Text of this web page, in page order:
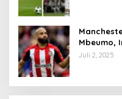
Mbeumo,
dalam
Juli 2, 2025